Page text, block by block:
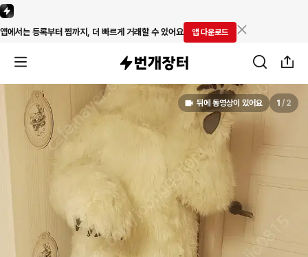
앱에서는 등록부터 찜까지, 더 빠르게 거래할 수 있어요 앱 다운로드
뒤에 동영상이 있어요 1 / 2